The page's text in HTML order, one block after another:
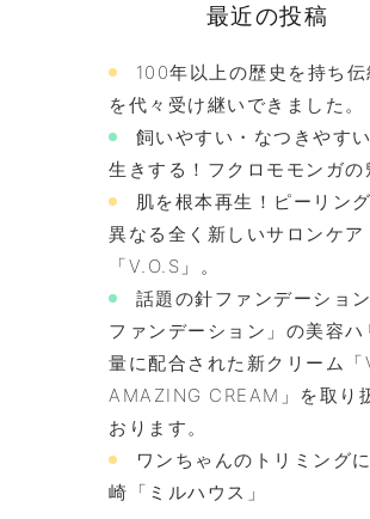
最近の投稿
100年以上の歴史を持ち伝
を代々受け継いできました。
飼いやすい・なつきやす
生きする！フクロモモンガの
肌を根本再生！ピーリン
異なる全く新しいサロンケア
「V.O.S」。
話題の針ファンデーショ
ファンデーション」の美容ハ
量に配合された新クリーム
AMAZING CREAM」を取り
おります。
ワンちゃんのトリミング
崎「ミルハウス」